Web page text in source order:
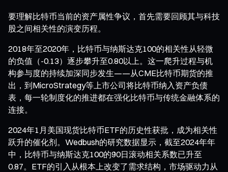
要理解比特币当前的资产属性争议，首先需要回顾其与科技
股之间相关性的演变历程。
2018年至2020年，比特币与纳斯达克100的相关性从轻微
的负值（-0.13）逐步攀升至0.80以上。这一爬升过程与机
构参与度的持续加深同步发生——从CME比特币期货的推
出，到MicroStrategy等上市公司将比特币纳入资产负债
表，每一轮制度化的推进都在强化比特币与传统金融体系的
连接。
2024年1月美国现货比特币ETF的历史性获批，成为相关性
跃升的催化剂。Wedbush的研究数据显示，截至2024年年
中，比特币与纳斯达克100的90日滚动相关系数已升至
0.87。ETF的引入从根本上改变了需求结构，市场驱动力从